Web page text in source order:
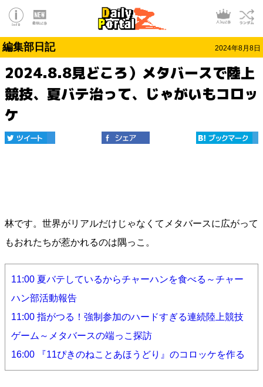
編集部日記 2024年8月8日
2024.8.8見どころ）メタバースで陸上
競技、夏バテ治って、じゃがいもコロッ
ケ
林です。世界がリアルだけじゃなくてメタバースに広がって
もおれたちが惹かれるのは隅っこ。
11:00 夏バテしているからチャーハンを食べる～チャー
ハン部活動報告
11:00 指がつる！強制参加のハードすぎる連続陸上競技
ゲーム～メタバースの端っこ探訪
16:00 『11ぴきのねことあほうどり』のコロッケを作る